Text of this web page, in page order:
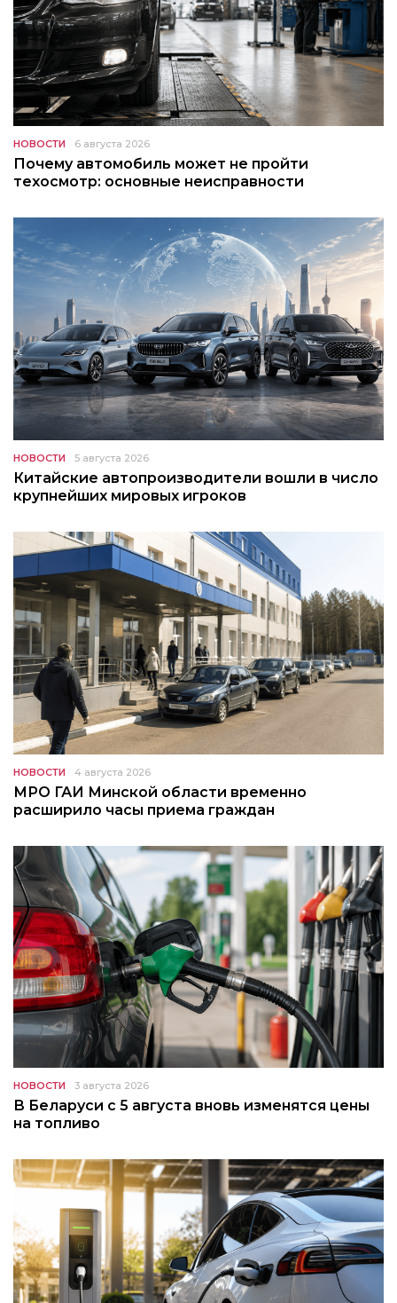
НОВОСТИ 6 августа 2026
Почему автомобиль может не пройти
техосмотр: основные неисправности
НОВОСТИ 5 августа 2026
Китайские автопроизводители вошли в число
крупнейших мировых игроков
НОВОСТИ 4 августа 2026
МРО ГАИ Минской области временно
расширило часы приема граждан
НОВОСТИ 3 августа 2026
В Беларуси с 5 августа вновь изменятся цены
на топливо